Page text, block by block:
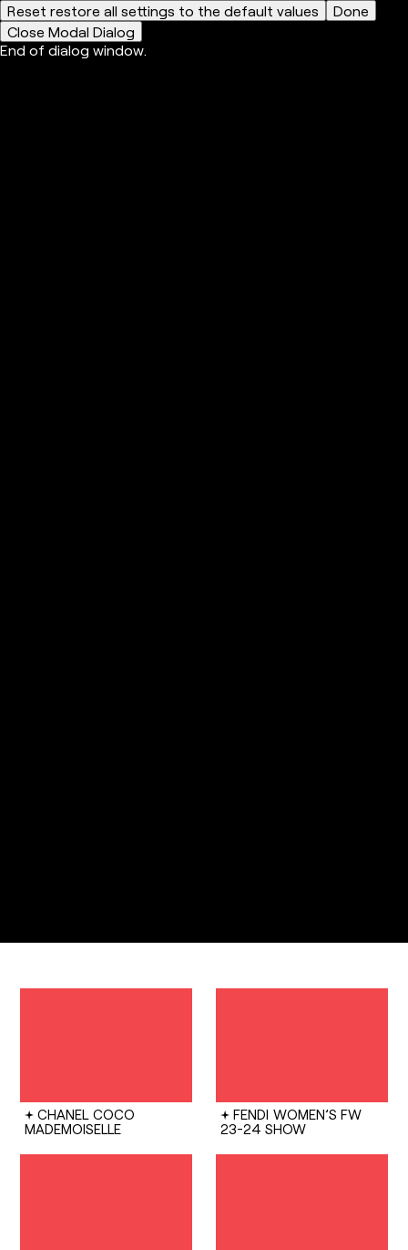
Reset restore all settings to the default values
Done
Close Modal Dialog
End of dialog window.
CHANEL COCO
MADEMOISELLE
FENDI WOMEN’S FW
23-24 SHOW